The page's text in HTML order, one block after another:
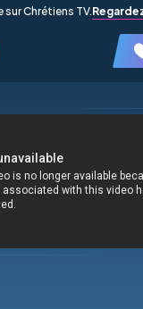
sur Chrétiens TV.